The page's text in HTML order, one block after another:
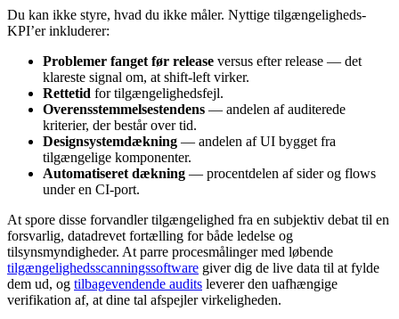
Du kan ikke styre, hvad du ikke måler. Nyttige tilgængeligheds-
KPI’er inkluderer:
Problemer fanget før release versus efter release — det
klareste signal om, at shift-left virker.
Rettetid for tilgængelighedsfejl.
Overensstemmelsestendens — andelen af auditerede
kriterier, der består over tid.
Designsystemdækning — andelen af UI bygget fra
tilgængelige komponenter.
Automatiseret dækning — procentdelen af sider og flows
under en CI-port.
At spore disse forvandler tilgængelighed fra en subjektiv debat til en
forsvarlig, datadrevet fortælling for både ledelse og
tilsynsmyndigheder. At parre procesmålinger med løbende
tilgængelighedsscanningssoftware giver dig de live data til at fylde
dem ud, og tilbagevendende audits leverer den uafhængige
verifikation af, at dine tal afspejler virkeligheden.